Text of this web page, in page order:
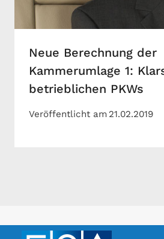
Neue Berechnung der
Kammerumlage 1:
betrieblichen PKWs
Veröffentlicht am 21.02.2019